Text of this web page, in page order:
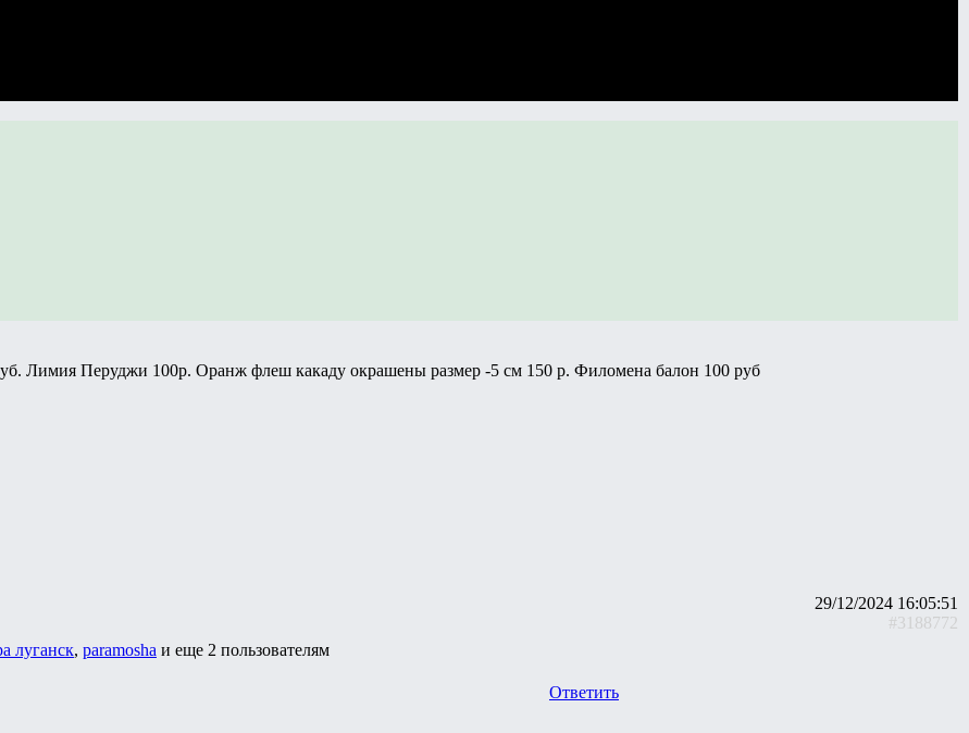
Лимия Перуджи 100р. Оранж флеш какаду окрашены размер -5 см 150 р. Филомена балон 100 руб
29/12/2024 16:05:51
#3188772
луганск, paramosha и еще 2 пользователям
Ответить